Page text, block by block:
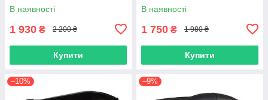
В наявності
1 930 ₴ 2 200 ₴
Купити
В наявності
1 750 ₴ 1 980 ₴
Купити
–10% –9%